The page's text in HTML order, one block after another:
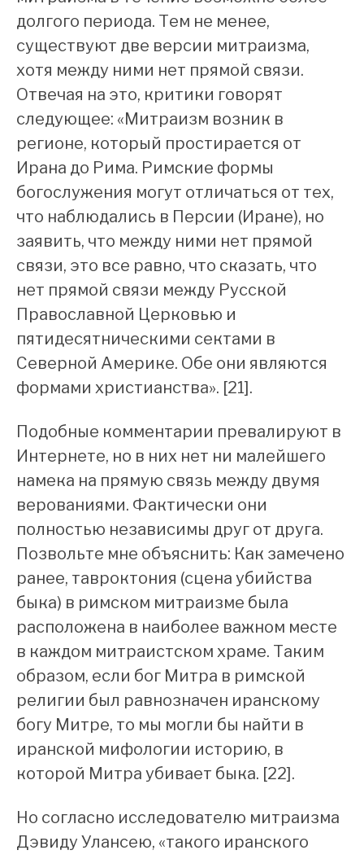
долгого периода. Тем не менее,
существуют две версии митраизма,
хотя между ними нет прямой связи.
Отвечая на это, критики говорят
следующее: «Митраизм возник в
регионе, который простирается от
Ирана до Рима. Римские формы
богослужения могут отличаться от тех,
что наблюдались в Персии (Иране), но
заявить, что между ними нет прямой
связи, это все равно, что сказать, что
нет прямой связи между Русской
Православной Церковью и
пятидесятническими сектами в
Северной Америке. Обе они являются
формами христианства». [21].
Подобные комментарии превалируют в
Интернете, но в них нет ни малейшего
намека на прямую связь между двумя
верованиями. Фактически они
полностью независимы друг от друга.
Позвольте мне объяснить: Как замечено
ранее, тавроктония (сцена убийства
быка) в римском митраизме была
расположена в наиболее важном месте
в каждом митраистском храме. Таким
образом, если бог Митра в римской
религии был равнозначен иранскому
богу Митре, то мы могли бы найти в
иранской мифологии историю, в
которой Митра убивает быка. [22].
Но согласно исследователю митраизма
Дэвиду Улансею, «такого иранского